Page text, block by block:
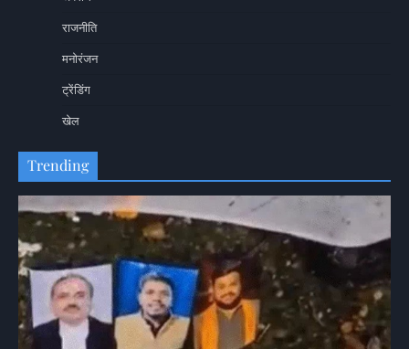
राजनीति
मनोरंजन
ट्रेंडिंग
खेल
Trending